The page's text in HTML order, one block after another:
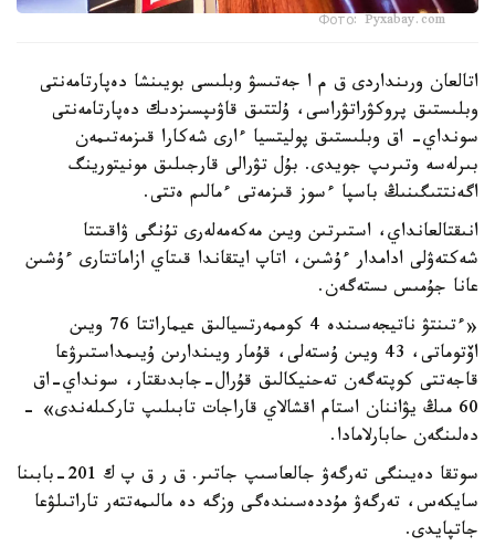
Фото: Pyxabay.com
اتالعان ورىنداردى ق م ا جەتىسۋ وبلىسى بويىنشا دەپارتامەنتى
وبلىستىق پروكۋراتۋراسى، ۇلتتىق قاۋىپسىزدىك دەپارتامەنتى
سونداي- اق وبلىستىق پوليتسيا ءارى شەكارا قىزمەتىمەن
بىرلەسە وتىرىپ جويدى. بۇل تۋرالى قارجىلىق مونيتورينگ
اگەنتتىگىنىڭ باسپا ءسوز قىزمەتى ءمالىم ەتتى.
انىقتالعانداي، استىرتىن ويىن مەكەمەلەرى تۇنگى ۋاقىتتا
شەكتەۋلى ادامدار ءۇشىن، اتاپ ايتقاندا قىتاي ازاماتتارى ءۇشىن
عانا جۇمىس ىستەگەن.
«ءتىنتۋ ناتيجەسىندە 4 كوممەرتسيالىق عيماراتتا 76 ويىن
اۆتوماتى، 43 ويىن ۇستەلى، قۇمار ويىندارىن ۇيىمداستىرۋعا
قاجەتتى كوپتەگەن تەحنيكالىق قۇرال-جابدىقتار، سونداي-اق
60 مىڭ يۋاننان استام اقشالاي قاراجات تابىلىپ تاركىلەندى» -
دەلىنگەن حابارلامادا.
سوتقا دەيىنگى تەرگەۋ جالعاسىپ جاتىر. ق ر ق پ ك 201-بابىنا
سايكەس، تەرگەۋ مۇددەسىندەگى وزگە دە مالىمەتتەر تاراتىلۋعا
جاتپايدى.